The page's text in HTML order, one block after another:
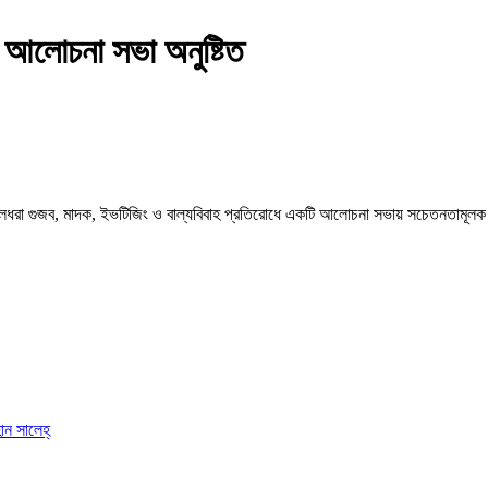
আলোচনা সভা অনুষ্টিত
গুজব, মাদক, ইভটিজিং ও বাল্যবিবাহ প্রতিরোধে একটি আলোচনা সভায়
সালেহ্